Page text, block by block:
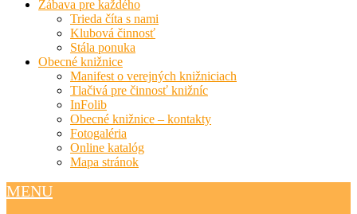
Zábava pre každého
Trieda číta s nami
Klubová činnosť
Stála ponuka
Obecné knižnice
Manifest o verejných knižniciach
Tlačivá pre činnosť knižníc
InFolib
Obecné knižnice – kontakty
Fotogaléria
Online katalóg
Mapa stránok
MENU